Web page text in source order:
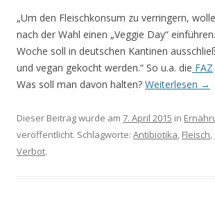
„Um den Fleischkonsum zu verringern,
nach der Wahl einen „Veggie Day“
Woche soll in deutschen Kantinen
und vegan gekocht werden.“ So u.a. die FAZ
Was soll man davon halten? Weiterlesen →
Dieser Beitrag wurde am 7. April 2015 in
veröffentlicht. Schlagworte: Antibiotika, Fleisch,
Verbot.